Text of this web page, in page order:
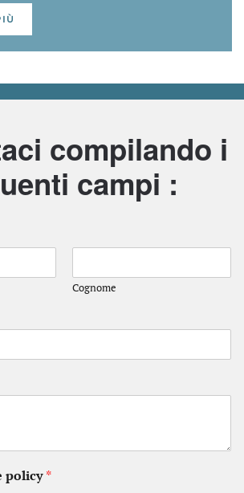
compilando i
campi :
Cognome
policy*